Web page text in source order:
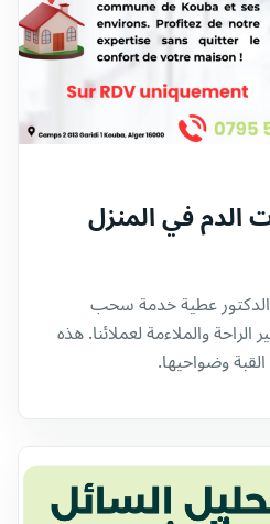
في المنزل
الدكتور عطية خدمة سحب
والملاءمة لعملائنا. هذه
وضواحيها.